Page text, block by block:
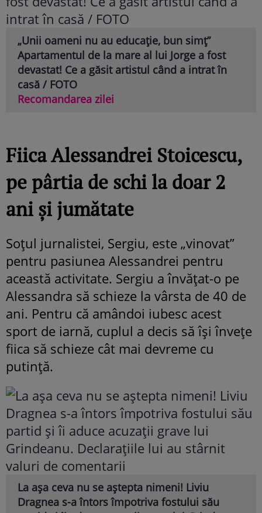
„Unii oameni nu au educație, bun simț”
Apartamentul de la mare al lui Jorge a fost
devastat! Ce a găsit artistul când a intrat în
casă / FOTO
Recomandarea zilei
Fiica Alessandrei Stoicescu,
pe pârtia de schi la doar 2
ani și jumătate
Soțul jurnalistei, Sergiu, este „vinovat”
pentru pasiunea Alessandrei pentru
această activitate. Sergiu a învățat-o pe
Alessandra să schieze la vârsta de 40 de
ani. Pentru că amândoi iubesc acest
sport de iarnă, cuplul a decis să își învețe
fiica să schieze cât mai devreme cu
putință.
La așa ceva nu se aștepta nimeni! Liviu
Dragnea s-a întors împotriva fostului său